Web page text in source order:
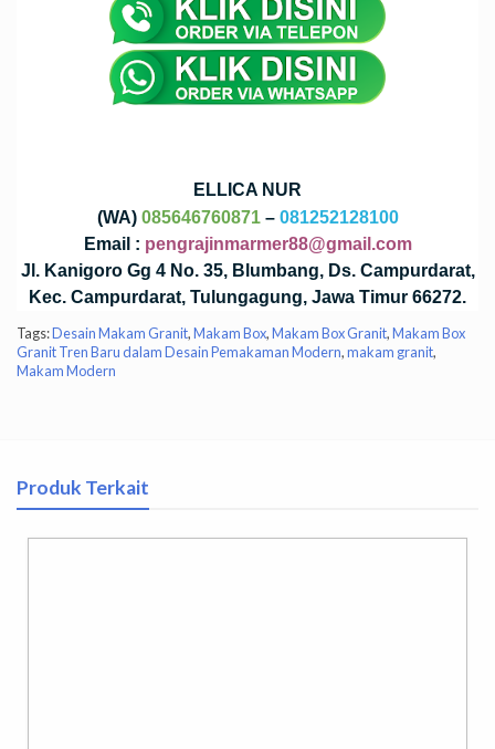
ELLICA NUR
(WA) 085646760871– 081252128100
Email : pengrajinmarmer88@gmail.com
Jl. Kanigoro Gg 4 No. 35, Blumbang, Ds. Campurdarat,
Kec. Campurdarat, Tulungagung, Jawa Timur 66272.
Tags:Desain Makam Granit,Makam Box,Makam Box Granit,Makam Box
Granit Tren Baru dalam Desain Pemakaman Modern,makam granit,
Makam Modern
Produk Terkait